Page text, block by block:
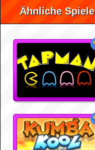
Ähnliche Spiele